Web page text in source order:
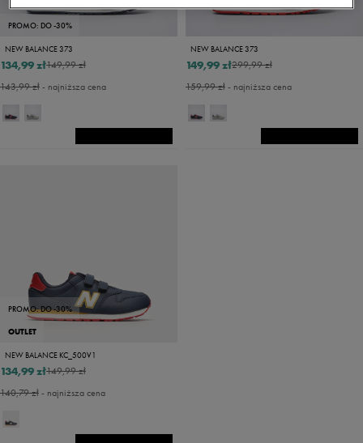
PROMO: DO -30%
NEW BALANCE 373
149,99 zł
134,99 zł
143,99 zł- najniższa cena
NEW BALANCE 373
299,99 zł
149,99 zł
159,99 zł- najniższa cena
PROMO: DO -30%
OUTLET
NEW BALANCE KC_500V1
149,99 zł
134,99 zł
140,79 zł- najniższa cena